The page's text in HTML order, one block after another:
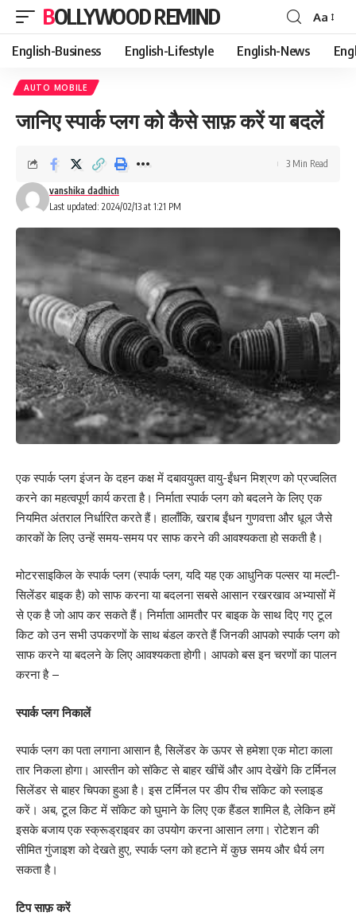
BOLLYWOOD REMIND
Font
Resizer
Aa
English-Business English-Lifestyle English-News
AUTO MOBILE
जानिए स्पार्क प्लग को कैसे साफ़ करें या बदलें
Last updated: 2024/02/13 at 1:21 PM
vanshika dadhich
3 Min Read
एक स्पार्क प्लग इंजन के दहन कक्ष में दबावयुक्त वायु-ईंधन मिश्रण को प्रज्वलित
करने का महत्वपूर्ण कार्य करता है। निर्माता स्पार्क प्लग को बदलने के लिए एक
नियमित अंतराल निर्धारित करते हैं। हालाँकि, खराब ईंधन गुणवत्ता और धूल जैसे
कारकों के लिए उन्हें समय-समय पर साफ करने की आवश्यकता हो सकती है।
मोटरसाइकिल के स्पार्क प्लग (स्पार्क प्लग, यदि यह एक आधुनिक पल्सर या मल्टी-
सिलेंडर बाइक है) को साफ करना या बदलना सबसे आसान रखरखाव अभ्यासों में
से एक है जो आप कर सकते हैं। निर्माता आमतौर पर बाइक के साथ दिए गए टूल
किट को उन सभी उपकरणों के साथ बंडल करते हैं जिनकी आपको स्पार्क प्लग को
साफ करने या बदलने के लिए आवश्यकता होगी। आपको बस इन चरणों का पालन
करना है –
स्पार्क प्लग निकालें
स्पार्क प्लग का पता लगाना आसान है, सिलेंडर के ऊपर से हमेशा एक मोटा काला
तार निकला होगा। आस्तीन को सॉकेट से बाहर खींचें और आप देखेंगे कि टर्मिनल
सिलेंडर से बाहर चिपका हुआ है। इस टर्मिनल पर डीप रीच सॉकेट को स्लाइड
करें। अब, टूल किट में सॉकेट को घुमाने के लिए एक हैंडल शामिल है, लेकिन हमें
इसके बजाय एक स्क्रूड्राइवर का उपयोग करना आसान लगा। रोटेशन की
सीमित गुंजाइश को देखते हुए, स्पार्क प्लग को हटाने में कुछ समय और धैर्य लग
सकता है।
टिप साफ़ करें